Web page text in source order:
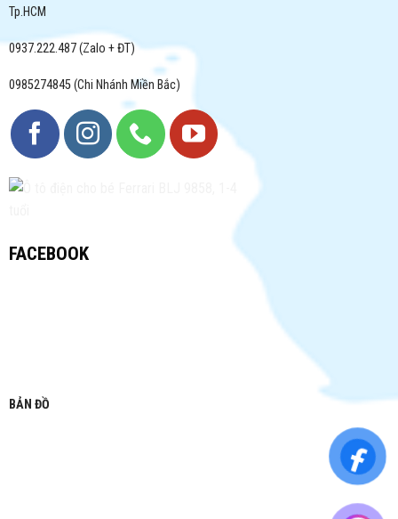
Tp.HCM
0937.222.487 (Zalo + ĐT)
0985274845 (Chi Nhánh Miền Bắc)
FACEBOOK
BẢN ĐỒ